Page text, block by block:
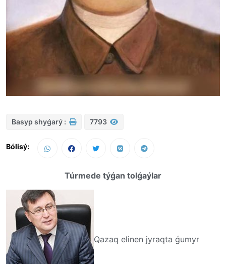
Basyp shyǵarý : 7793
Bólisý:
Túrmede týǵan tolǵaýlar
Qazaq elinen jyraqta ǵumyr